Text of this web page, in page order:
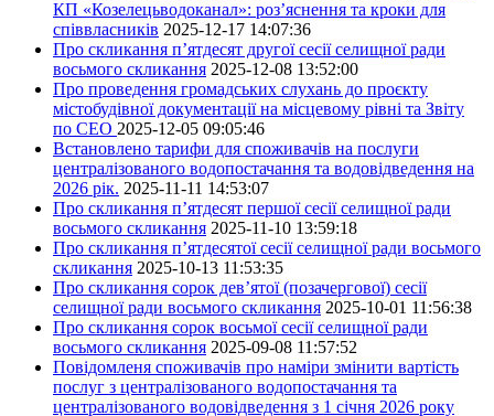
КП «Козелецьводоканал»: роз’яснення та кроки для
співвласників 2025-12-17 14:07:36
Про скликання п’ятдесят другої сесії селищної ради
восьмого скликання 2025-12-08 13:52:00
Про проведення громадських слухань до проєкту
містобудівної документації на місцевому рівні та Звіту
по СЕО 2025-12-05 09:05:46
Встановлено тарифи для споживачів на послуги
централізованого водопостачання та водовідведення на
2026 рік. 2025-11-11 14:53:07
Про скликання п’ятдесят першої сесії селищної ради
восьмого скликання 2025-11-10 13:59:18
Про скликання п’ятдесятої сесії селищної ради восьмого
скликання 2025-10-13 11:53:35
Про скликання сорок дев’ятої (позачергової) сесії
селищної ради восьмого скликання 2025-10-01 11:56:38
Про скликання сорок восьмої сесії селищної ради
восьмого скликання 2025-09-08 11:57:52
Повідомленя споживачів про наміри змінити вартість
послуг з централізованого водопостачання та
централізованого водовідведення з 1 січня 2026 року